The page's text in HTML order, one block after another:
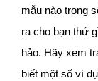
mẫu nào trong
ra cho bạn thứ
hảo. Hãy xem
biết một số ví